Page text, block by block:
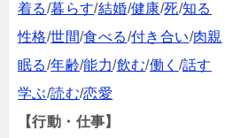
着る/暮らす/結婚/健康/死/知る
性格/世間/食べる/付き合い/肉親
眠る/年齢/能力/飲む/働く /話す
学ぶ/読む/恋愛
【行動・仕事】